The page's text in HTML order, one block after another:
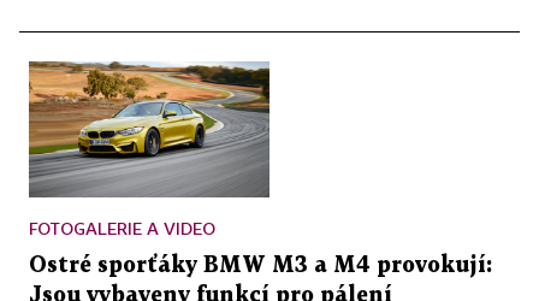
FOTOGALERIE A VIDEO
Ostré sporťáky BMW M3 a M4 provokují:
Jsou vybaveny funkcí pro pálení